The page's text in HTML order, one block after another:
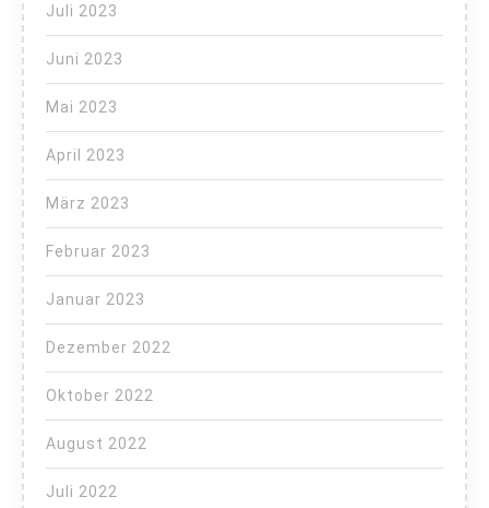
Juli 2023
Juni 2023
Mai 2023
April 2023
März 2023
Februar 2023
Januar 2023
Dezember 2022
Oktober 2022
August 2022
Juli 2022